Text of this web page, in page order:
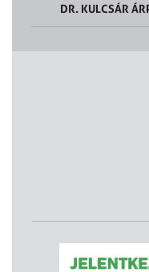
DR. KULCSÁR